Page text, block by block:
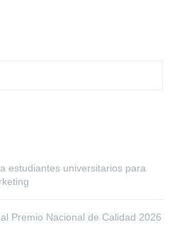
estudiantes universitarios para
Premio Nacional de Calidad 2026